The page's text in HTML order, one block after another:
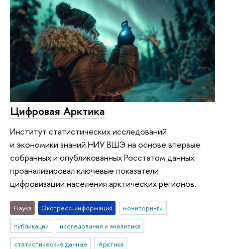
Цифровая Арктика
Институт статистических исследований
и экономики знаний НИУ ВШЭ на основе впервые
собранных и опубликованных Росстатом данных
проанализировал ключевые показатели
цифровизации населения арктических регионов.
Наука Экспресс-информация
мониторинги
публикации
исследования и аналитика
статистические данные
Арктика